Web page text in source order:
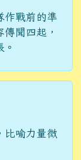
作戰前的準
聞四起，
比喻力量微